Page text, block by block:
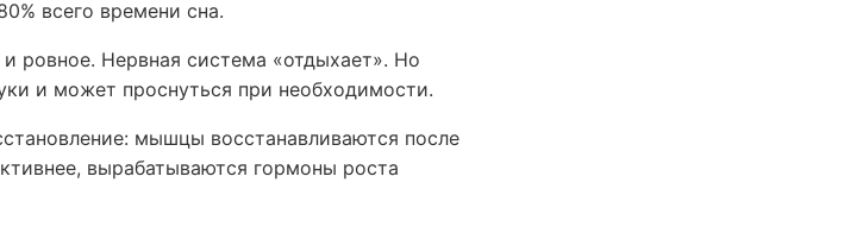
всего времени сна.
ровное. Нервная система «отдыхает». Но
и может проснуться при необходимости.
мышцы восстанавливаются после
вырабатываются гормоны роста